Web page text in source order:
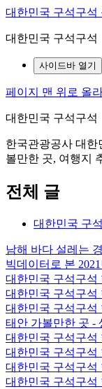
대한민국 구석구석
대한민국 구석구석
사이드바 열기
페이지 맨 위로 올라
대한민국 구석구석
한국관광공사 대한
볼만한 곳, 여행지
전체 글
대한민국 구
남해 바다 설레는
빅데이터로 본
대한민국 구석구석
대한민국 구석구석
대한민국 구석구석
태안 가볼만한 곳 -
대한민국 구석구석
대한민국 구석구석
대한민국 구석구석
대한민국 구석구석